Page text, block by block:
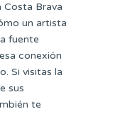
Costa Brava
un artista
fuente
conexión
Si visitas la
sus
te